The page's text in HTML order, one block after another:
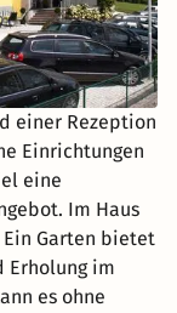
einer Rezeption
Einrichtungen
eine
Im Haus
Ein Garten bietet
Erholung im
es ohne